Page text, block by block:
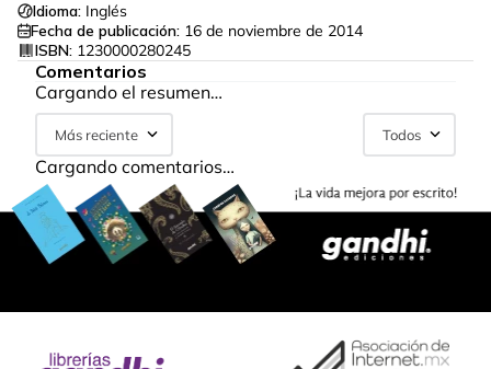
Idioma: Inglés
Fecha de publicación: 16 de noviembre de 2014
ISBN: 1230000280245
Comentarios
Cargando el resumen…
Más reciente Todos
Cargando comentarios…